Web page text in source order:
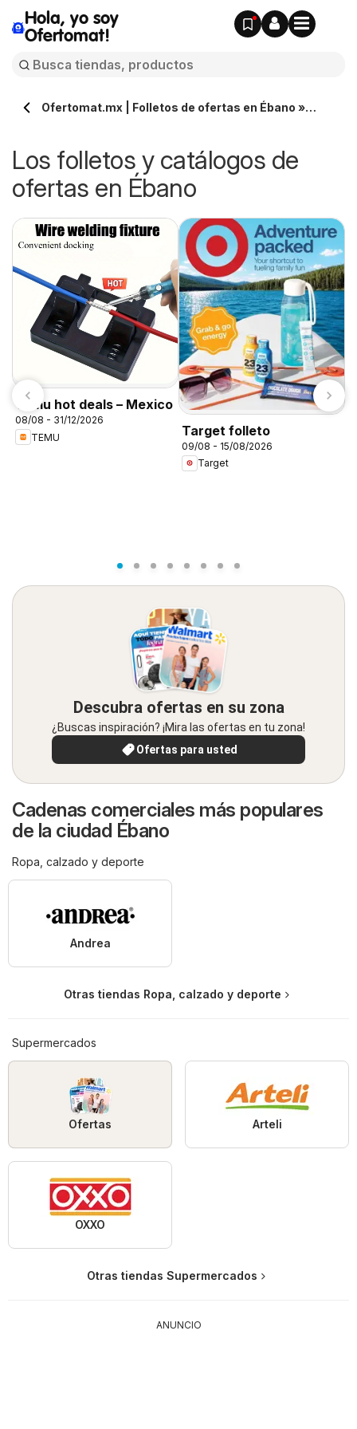
Hola, yo soy
Ofertomat!
Ofertomat.mx | Folletos de ofertas en Ébano »
Los folletos y catálogos de
ofertas en Ébano
Temu hot deals – Mexico
08/08 - 31/12/2026
TEMU
Target folleto
09/08 - 15/08/2026
Target
Descubra ofertas en su zona
¿Buscas inspiración? ¡Mira las ofertas en tu zona!
Ofertas para usted
Cadenas comerciales más populares
de la ciudad Ébano
Ropa, calzado y deporte
Andrea
Otras tiendas Ropa, calzado y deporte
Supermercados
Ofertas Arteli
OXXO
Otras tiendas Supermercados
ANUNCIO